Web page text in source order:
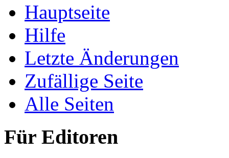
Hauptseite
Hilfe
Letzte Änderungen
Zufällige Seite
Alle Seiten
Für Editoren